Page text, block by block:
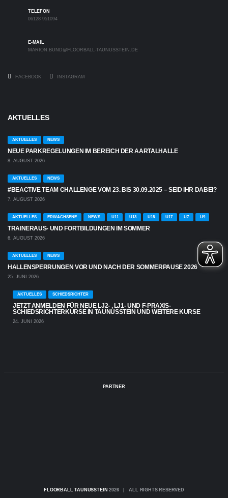
TELEFON
06128 951094
E-MAIL
MARION.BUND@FLOORBALL-TAUNUSSTEIN.DE
FACEBOOK INSTAGRAM
AKTUELLES
AKTUELLES NEWS
NEUE PARKREGELUNGEN IM BEREICH DER AARTALHALLE
8. AUGUST 2026
AKTUELLES NEWS
#BEACTIVE TEAM CHALLENGE VOM 23. BIS 30.09.2025 – SEID IHR DABEI?
7. AUGUST 2026
AKTUELLES ERWACHSENE NEWS U11 U13 U15 U17 U7 U9
TRAINERAUS- UND FORTBILDUNGEN IM SOMMER
6. AUGUST 2026
AKTUELLES NEWS
HALLENSPERRUNGEN VOR UND NACH DER SOMMERPAUSE 2026
25. JUNI 2026
AKTUELLES SCHIEDSRICHTER
JETZT ANMELDEN FÜR NEUE LJ2- , LJ1- UND F-PRAXIS-
SCHIEDSRICHTERKURSE IN TAUNUSSTEIN UND WEITERE KURSE
24. JUNI 2026
PARTNER
FLOORBALL TAUNUSSTEIN 2026 | ALL RIGHTS RESERVED